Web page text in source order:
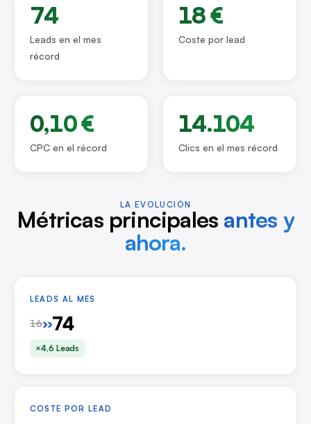
74
Leads en el mes
récord
18 €
Coste por lead
0,10 €
CPC en el récord
14.104
Clics en el mes récord
LA EVOLUCIÓN
Métricas principales antes y
ahora.
LEADS AL MES
16››74
×4,6 Leads
COSTE POR LEAD